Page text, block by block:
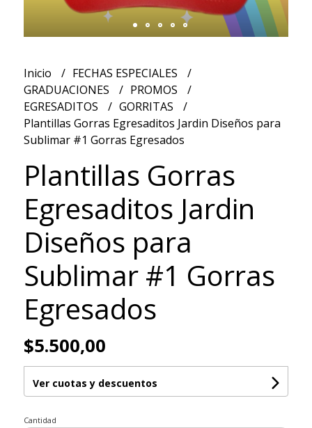
Inicio
FECHAS ESPECIALES
GRADUACIONES
PROMOS
EGRESADITOS
GORRITAS
Plantillas Gorras Egresaditos Jardin Diseños para
Sublimar #1 Gorras Egresados
Plantillas Gorras
Egresaditos Jardin
Diseños para
Sublimar #1 Gorras
Egresados
$5.500,00
Ver cuotas y descuentos
Cantidad